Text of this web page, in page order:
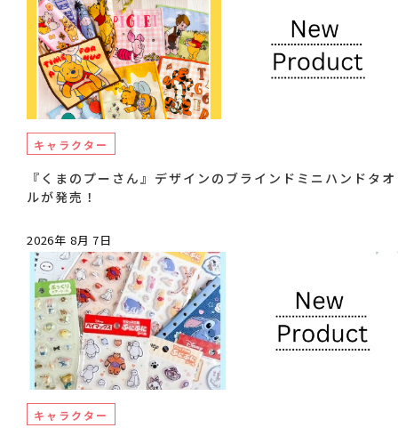
キャラクター
『くまのプーさん』デザインのブラインドミニハンドタオ
ルが発売！
2026年 8月 7日
キャラクター